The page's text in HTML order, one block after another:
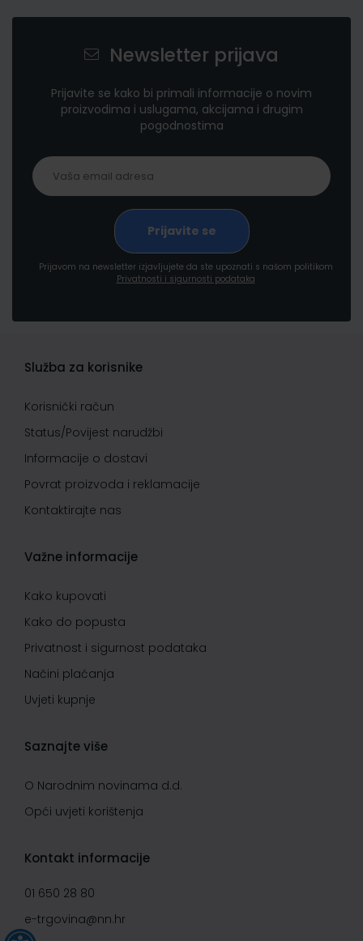
Newsletter prijava
Prijavite se kako bi primali informacije o novim
proizvodima i uslugama, akcijama i drugim
pogodnostima
Prijavom na newsletter izjavljujete da ste upoznati s našom politikom
Privatnosti i sigurnosti podataka
Služba za korisnike
Korisnički račun
Status/Povijest narudžbi
Informacije o dostavi
Povrat proizvoda i reklamacije
Kontaktirajte nas
Važne informacije
Kako kupovati
Kako do popusta
Privatnost i sigurnost podataka
Načini plaćanja
Uvjeti kupnje
Saznajte više
O Narodnim novinama d.d.
Opći uvjeti korištenja
Kontakt informacije
01 650 28 80
e-trgovina@nn.hr